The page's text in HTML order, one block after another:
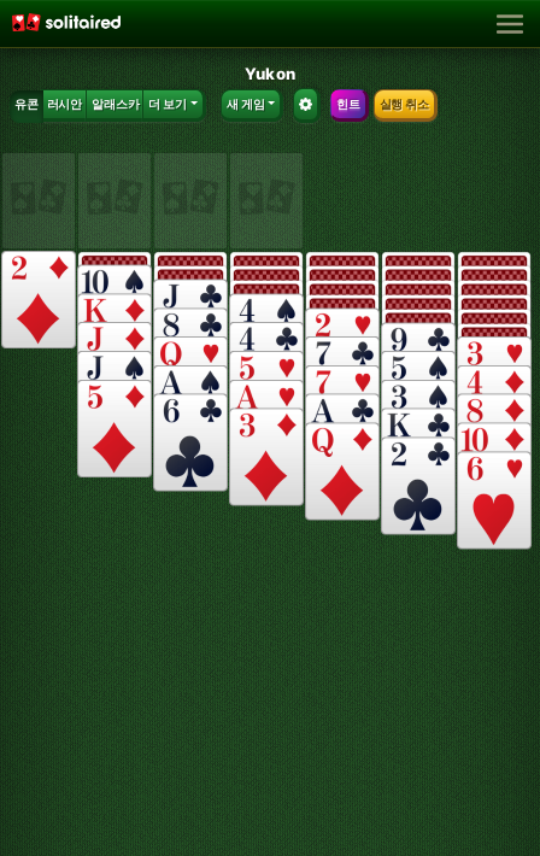
Yukon
유콘 러시안 알래스카 더 보기 새 게임 힌트 실행 취소